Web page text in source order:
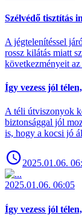
Szélvédő tisztítás
A jégtelenítéssel
rossz kilátás miatt
következményeit az
Így vezess jól
A téli útviszonyok
biztonsággal jól
is, hogy a kocsi jó
2025.01.06.
2025.01.06. 06:05
Így vezess jól